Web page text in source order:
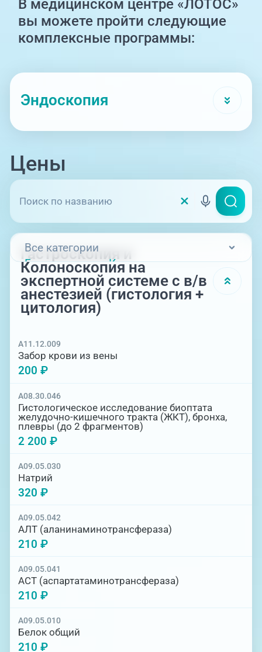
В медицинском центре «ЛОТОС»
вы можете пройти следующие
комплексные программы:
Эндоскопия
Цены
Все категории
Гастроскопия и Колоноскопия на
экспертной системе с в/в анестезией
(гистология + цитология)
Гастроскопия на экспертной системе с
в/в анестезией (гистология +
цитология)
Гастроскопия и
Колоноскопия на
экспертной системе с в/в
анестезией (гистология +
цитология)
A11.12.009
Забор крови из вены
200 ₽
A08.30.046
Гистологическое исследование биоптата
желудочно-кишечного тракта (ЖКТ), бронха,
плевры (до 2 фрагментов)
2 200 ₽
A09.05.030
Натрий
320 ₽
A09.05.042
АЛТ (аланинаминотрансфераза)
210 ₽
A09.05.041
АСТ (аспартатаминотрансфераза)
210 ₽
A09.05.010
Белок общий
210 ₽